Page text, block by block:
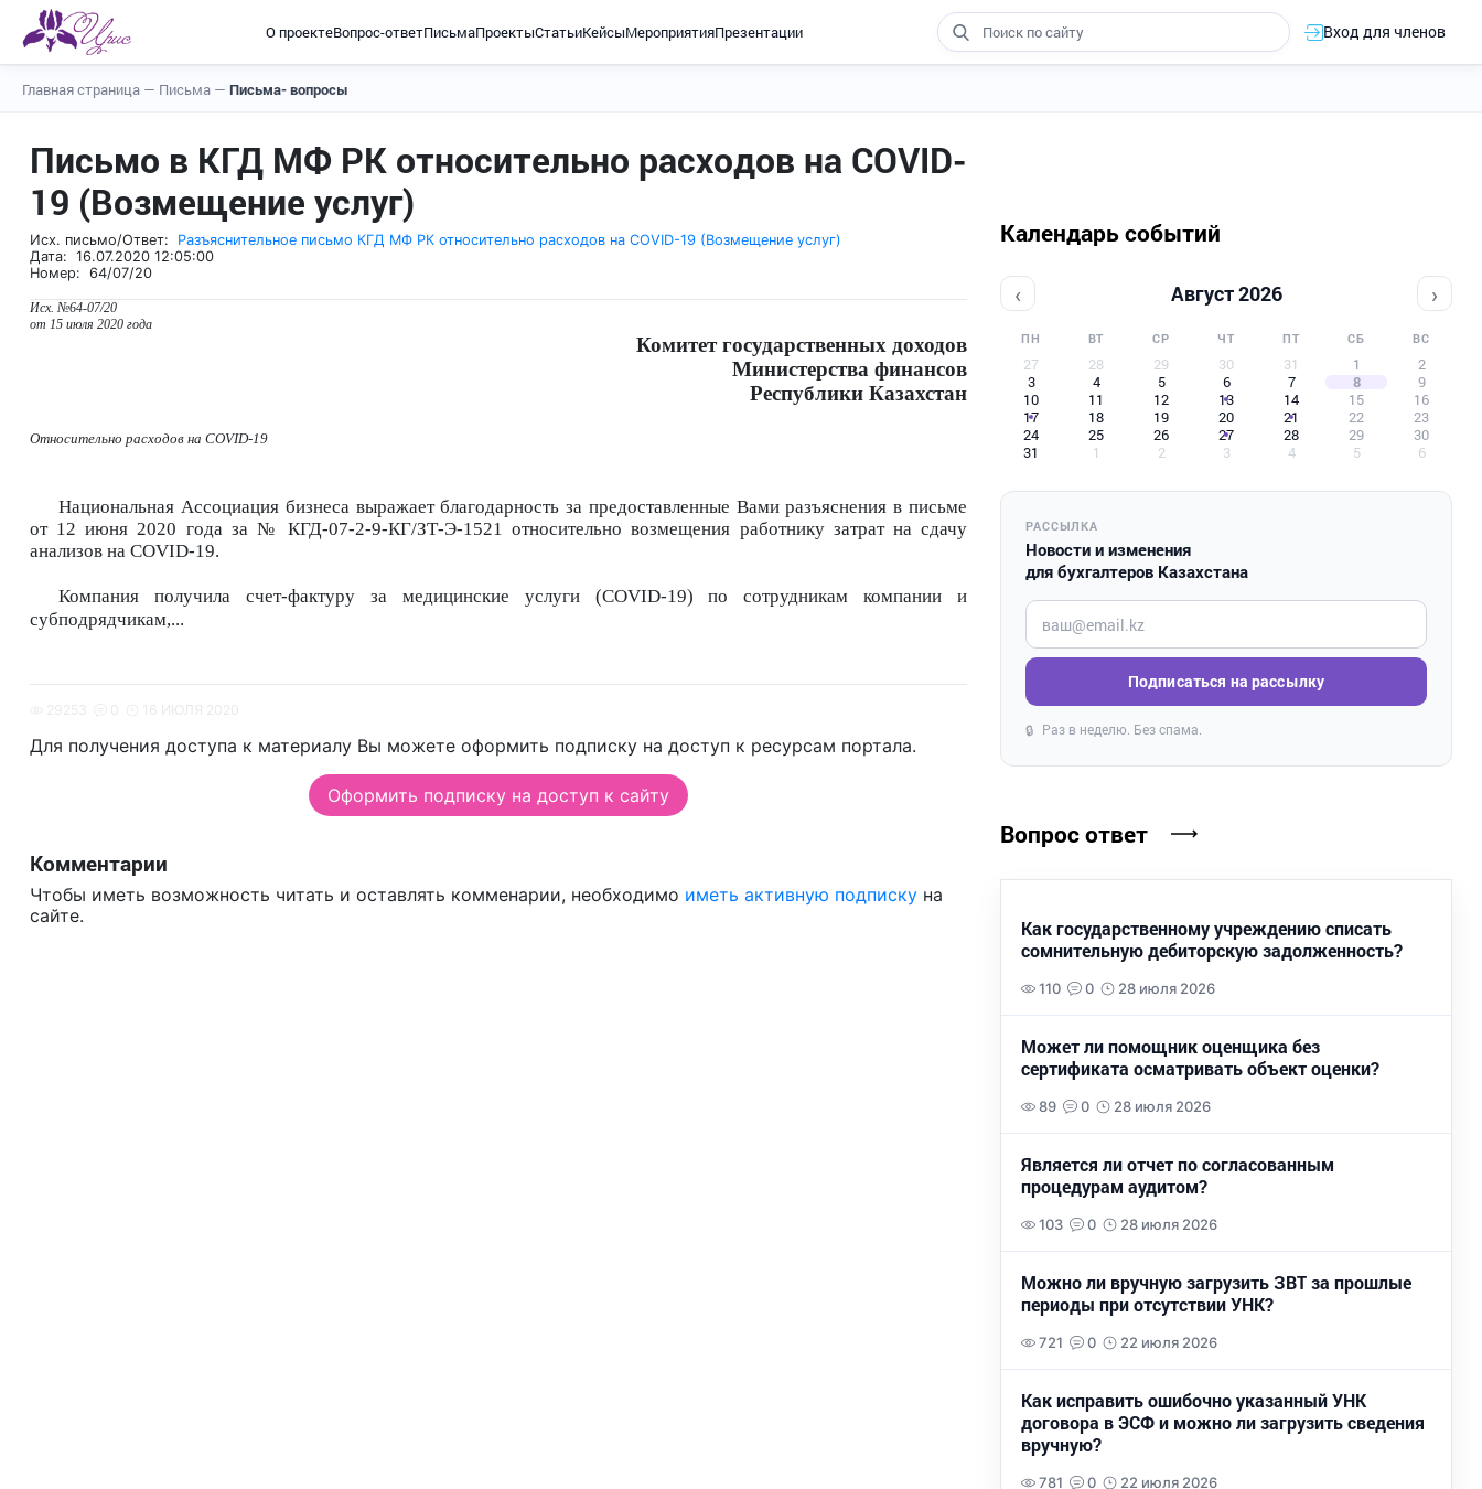
О проектеВопрос-ответПисьмаПроектыСтатьиКейсыМероприятияПрезентации Вход для членов
Главная страница — Письма — Письма- вопросы
Письмо в КГД МФ РК относительно расходов на COVID-
19 (Возмещение услуг)
Исх. письмо/Ответ: Разъяснительное письмо КГД МФ РК относительно расходов на COVID-19 (Возмещение услуг)
Дата: 16.07.2020 12:05:00
Номер: 64/07/20
Исх. №64-07/20
от 15 июля 2020 года
Комитет государственных доходов
Министерства финансов
Республики Казахстан
Относительно расходов на COVID-19
Национальная Ассоциация бизнеса выражает благодарность за предоставленные Вами разъяснения в письме
от 12 июня 2020 года за № КГД-07-2-9-КГ/ЗТ-Э-1521 относительно возмещения работнику затрат на сдачу
анализов на COVID-19.
Компания получила счет-фактуру за медицинские услуги (COVID-19) по сотрудникам компании и
субподрядчикам,...
Для получения доступа к материалу Вы можете оформить подписку на доступ к ресурсам портала.
Оформить подписку на доступ к сайту
Комментарии
Чтобы иметь возможность читать и оставлять комменарии, необходимо иметь активную подписку на
сайте.
Календарь событий
‹ Август 2026 ›
ПН ВТ СР ЧТ ПТ СБ ВС
27 28 29 30 31 1
2
3
4 5 6 7 8
9
10
11 12 13 14 15
16
17
18 19 20 21 22
23
24
25 26 27 28 29
30
31
1 2 3 4 5 6
РАССЫЛКА
Новости и изменения
для бухгалтеров Казахстана
Введите ваш e-mail
Подписаться на рассылку
🔒 Раз в неделю. Без спама.
Вопрос ответ
Как государственному учреждению списать
сомнительную дебиторскую задолженность?
110 0 28 июля 2026
Может ли помощник оценщика без
сертификата осматривать объект оценки?
89 0 28 июля 2026
Является ли отчет по согласованным
процедурам аудитом?
103 0 28 июля 2026
Можно ли вручную загрузить ЗВТ за прошлые
периоды при отсутствии УНК?
721 0 22 июля 2026
Как исправить ошибочно указанный УНК
договора в ЭСФ и можно ли загрузить сведения
вручную?
781 0 22 июля 2026